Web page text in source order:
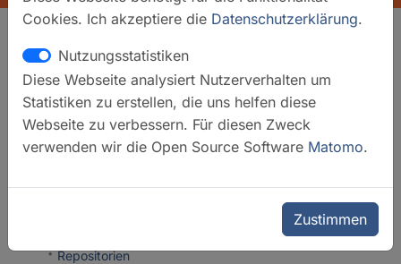
Suchfilter
Kategorien
Repositorien
Cookies. Ich akzeptiere die Datenschutzerklärung.
Nutzungsstatistiken
Diese Webseite analysiert Nutzerverhalten um
Statistiken zu erstellen, die uns helfen diese
Webseite zu verbessern. Für diesen Zweck
verwenden wir die Open Source Software Matomo.
Zustimmen